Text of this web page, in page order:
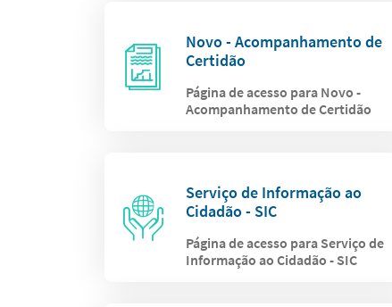
Novo - Acompanhamento de
Certidão
Página de acesso para Novo -
Acompanhamento de Certidão
Serviço de Informação ao
Cidadão - SIC
Página de acesso para Serviço de
Informação ao Cidadão - SIC